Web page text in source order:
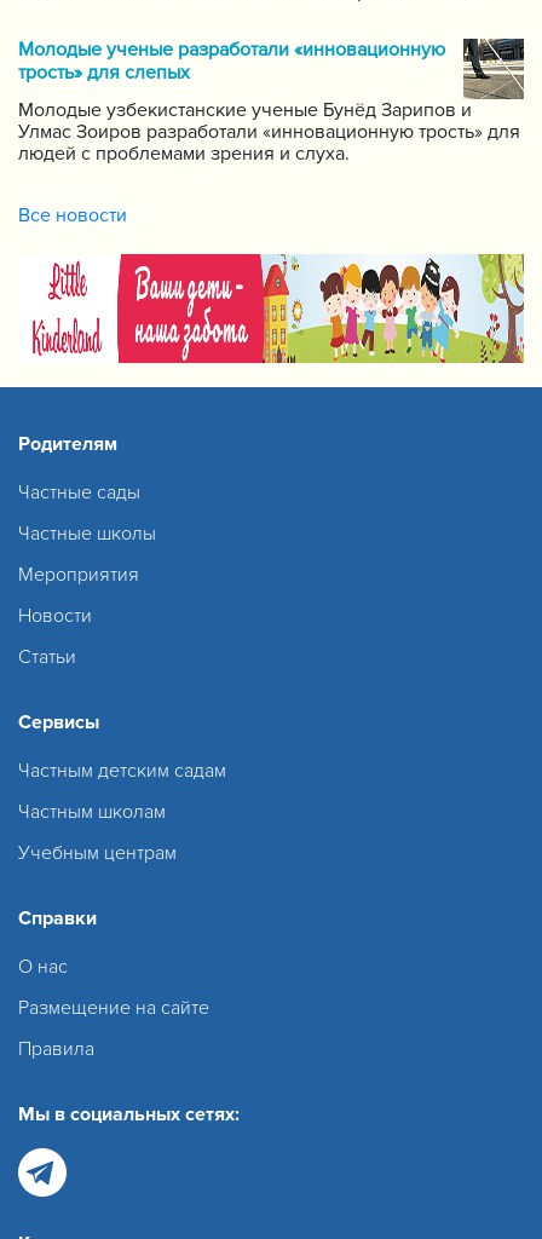
за качеством образования при Кабинете Министров
Республики Узбекистан.
Молодые ученые разработали «инновационную
трость» для слепых
Молодые узбекистанские ученые Бунёд Зарипов и
Улмас Зоиров разработали «инновационную трость» для
людей с проблемами зрения и слуха.
Все новости
Родителям
Частные сады
Частные школы
Мероприятия
Новости
Статьи
Сервисы
Частным детским садам
Частным школам
Учебным центрам
Справки
О нас
Размещение на сайте
Правила
Мы в социальных сетях: